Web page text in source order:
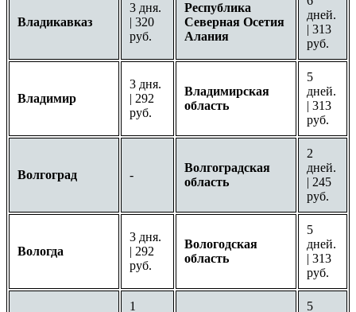
Владикавказ
3 дня.
| 320
руб.
Республика
Северная Осетия
Алания
дней.
| 313
руб.
Владимир
3 дня.
| 292
руб.
Владимирская
область
5
дней.
| 313
руб.
Волгоград -
Волгоградская
область
2
дней.
| 245
руб.
Вологда
3 дня.
| 292
руб.
Вологодская
область
5
дней.
| 313
руб.
1 5